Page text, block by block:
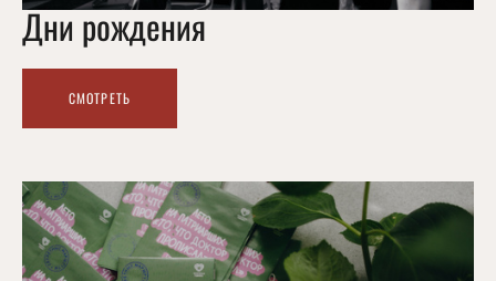
Дни рождения
СМОТРЕТЬ